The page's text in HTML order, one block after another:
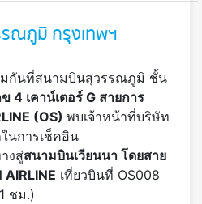
ณภูมิ กรุงเทพฯ
กันที่สนามบินสุวรรณภูมิ ชั้น
4 เคาน์เตอร์ G สายการ
(OS) พบเจ้าหน้าที่บริษัท
นการเช็คอิน
งสู่สนามบินเวียนนา โดยสาย
AIRLINE เที่ยวบินที่ OS008
ชม.)